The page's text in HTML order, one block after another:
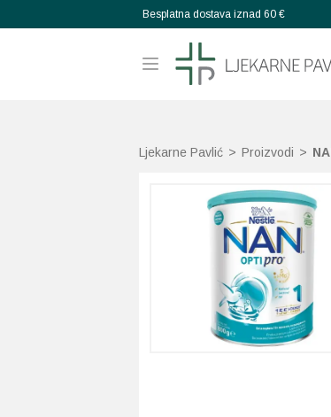
Besplatna dostava iznad 60 €
Ljekarne Pavlić > Proizvodi >